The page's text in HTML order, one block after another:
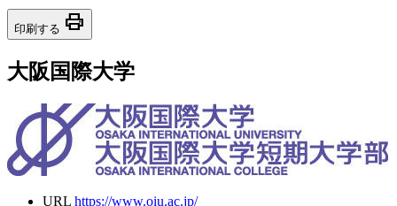
印刷する print
大阪国際大学
URL https://www.oiu.ac.jp/